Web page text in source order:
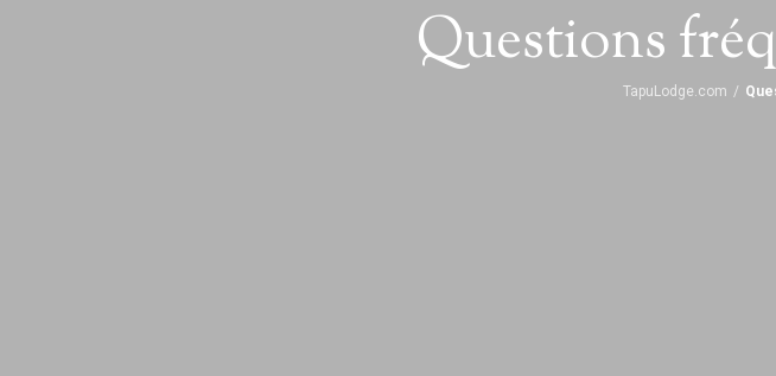
Questions
TapuLodge.com /